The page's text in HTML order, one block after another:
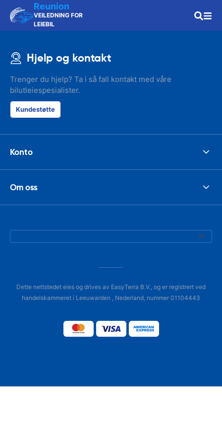
Reunion
VEILEDNING FOR
LEIEBIL
Hjelp og kontakt
Trenger du hjelp? Ta i så fall kontakt med våre
bilutleiespesialister.
Kundestøtte
Konto
Om oss
Dette nettstedet eies og drives av EasyTerra B.V., og er registrert ved
handelskammeret i Leeuwarden , Nederland, nummer 01104443